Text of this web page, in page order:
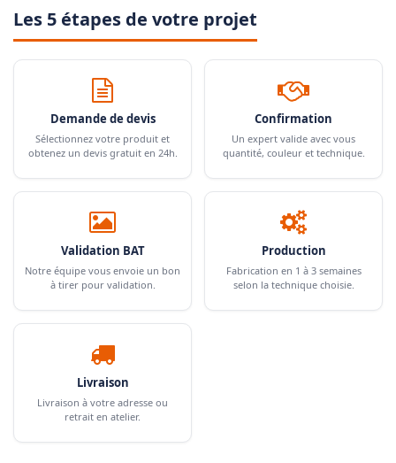
Les 5 étapes de votre projet
Demande de devis
Sélectionnez votre produit et
obtenez un devis gratuit en 24h.
Confirmation
Un expert valide avec vous
quantité, couleur et technique.
Validation BAT
Notre équipe vous envoie un bon
à tirer pour validation.
Production
Fabrication en 1 à 3 semaines
selon la technique choisie.
Livraison
Livraison à votre adresse ou
retrait en atelier.